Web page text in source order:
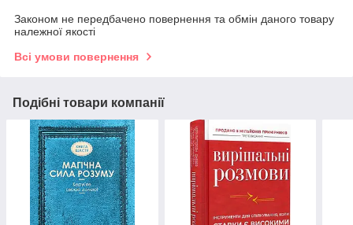
Законом не передбачено повернення та обмін даного товару
належної якості
Всі умови повернення
Подібні товари компанії